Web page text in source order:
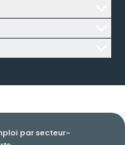
par secteur-